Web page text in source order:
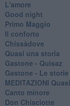
L'amore
Good night
Primo Maggio
Il conforto
Chissàdove
Quasi una storia
Gastone - Quisaz
Gastone - Le storie
MEDITAZIONI
Canto minore
Don Chisciotte